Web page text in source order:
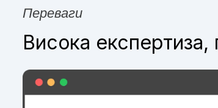
Переваги
Висока